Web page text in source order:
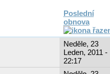
Poslední
obnova
Neděle, 23
Leden, 2011 -
22:17